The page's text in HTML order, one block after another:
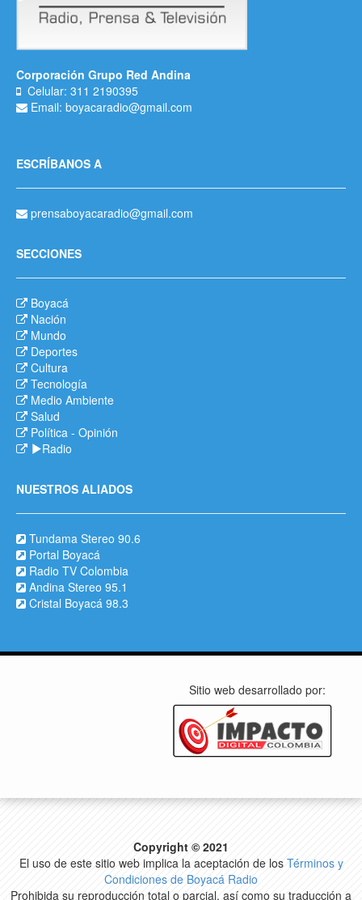
Corporación Grupo Red Andina
Celular: 311 2190395
Email: boyacaradio@gmail.com
ESCRÍBANOS A
prensaboyacaradio@gmail.com
SECCIONES
Boyacá
Nación
Mundo
Deportes
Cultura
Tecnología
Medio Ambiente
Salud
Política - Opinión
Radio
NUESTROS ALIADOS
Tundama Stereo 90.6
Portal Boyacá
Radio TV Colombia
Andina Stereo 95.1
Cristal Boyacá 98.3
Sitio web desarrollado por:
Copyright © 2021
El uso de este sitio web implica la aceptación de los Términos y
Condiciones de Boyacá Radio
Prohibida su reproducción total o parcial, así como su traducción a